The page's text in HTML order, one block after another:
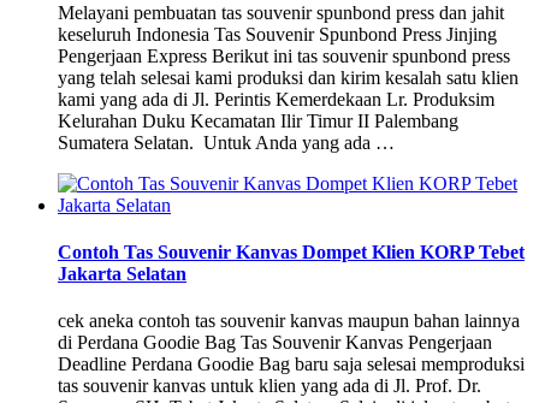
Melayani pembuatan tas souvenir spunbond press dan jahit
keseluruh Indonesia Tas Souvenir Spunbond Press Jinjing
Pengerjaan Express Berikut ini tas souvenir spunbond press
yang telah selesai kami produksi dan kirim kesalah satu klien
kami yang ada di Jl. Perintis Kemerdekaan Lr. Produksim
Kelurahan Duku Kecamatan Ilir Timur II Palembang
Sumatera Selatan. Untuk Anda yang ada …
Contoh Tas Souvenir Kanvas Dompet Klien KORP Tebet
Jakarta Selatan
cek aneka contoh tas souvenir kanvas maupun bahan lainnya
di Perdana Goodie Bag Tas Souvenir Kanvas Pengerjaan
Deadline Perdana Goodie Bag baru saja selesai memproduksi
tas souvenir kanvas untuk klien yang ada di Jl. Prof. Dr.